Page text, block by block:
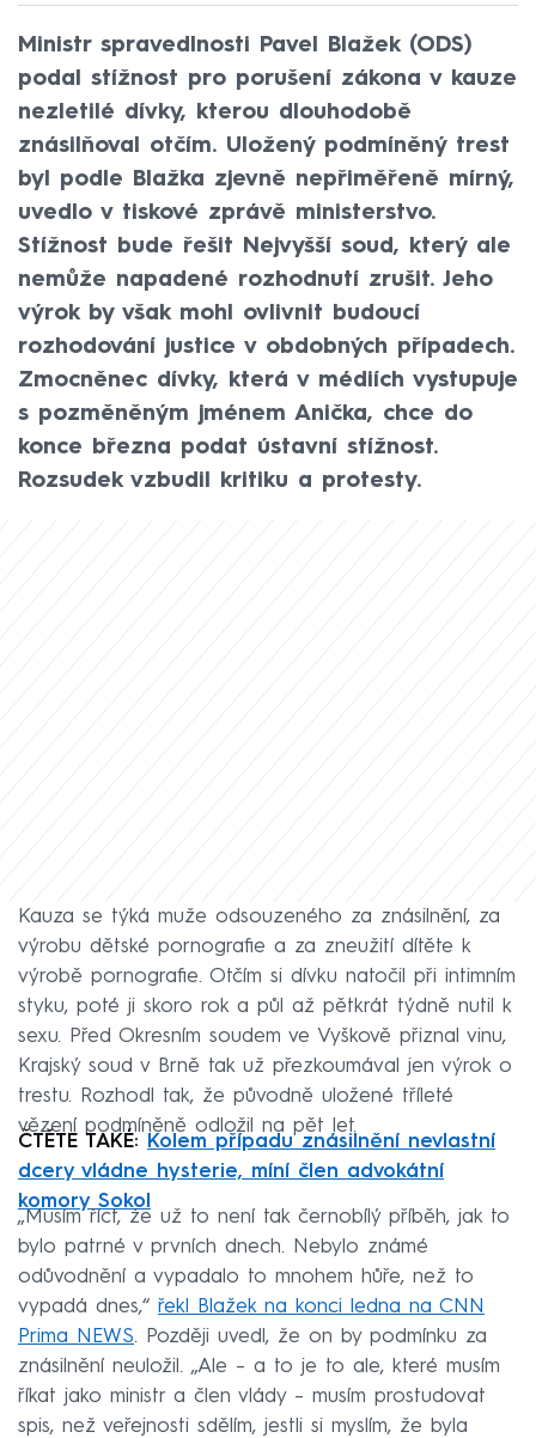
Ministr spravedlnosti Pavel Blažek (ODS)
podal stížnost pro porušení zákona v kauze
nezletilé dívky, kterou dlouhodobě
znásilňoval otčím. Uložený podmíněný trest
byl podle Blažka zjevně nepřiměřeně mírný,
uvedlo v tiskové zprávě ministerstvo.
Stížnost bude řešit Nejvyšší soud, který ale
nemůže napadené rozhodnutí zrušit. Jeho
výrok by však mohl ovlivnit budoucí
rozhodování justice v obdobných případech.
Zmocněnec dívky, která v médiích vystupuje
s pozměněným jménem Anička, chce do
konce března podat ústavní stížnost.
Rozsudek vzbudil kritiku a protesty.
Kauza se týká muže odsouzeného za znásilnění, za
výrobu dětské pornografie a za zneužití dítěte k
výrobě pornografie. Otčím si dívku natočil při intimním
styku, poté ji skoro rok a půl až pětkrát týdně nutil k
sexu. Před Okresním soudem ve Vyškově přiznal vinu,
Krajský soud v Brně tak už přezkoumával jen výrok o
trestu. Rozhodl tak, že původně uložené tříleté
vězení podmíněně odložil na pět let.
ČTĚTE TAKÉ: Kolem případu znásilnění nevlastní
dcery vládne hysterie, míní člen advokátní
komory Sokol
„Musím říct, že už to není tak černobílý příběh, jak to
bylo patrné v prvních dnech. Nebylo známé
odůvodnění a vypadalo to mnohem hůře, než to
vypadá dnes,“ řekl Blažek na konci ledna na CNN
Prima NEWS. Později uvedl, že on by podmínku za
znásilnění neuložil. „Ale – a to je to ale, které musím
říkat jako ministr a člen vlády – musím prostudovat
spis, než veřejnosti sdělím, jestli si myslím, že byla